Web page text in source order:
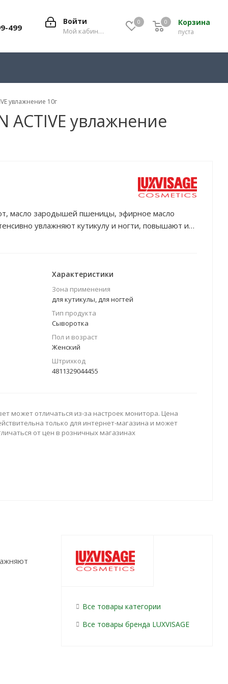
0 Корзина
0
пуста
0
Войти
Мой кабинет
499
увлажнение 10г
ACTIVE увлажнение
масло зародышей пшеницы, эфирное масло
увлажняют кутикулу и ногти, повышают их
и околоногтевую зону от пересыхания и
Характеристики
Зона применения
для кутикулы, для ногтей
Тип продукта
Сыворотка
Пол и возраст
Женский
Штрихкод
4811329044455
может отличаться из-за настроек монитора. Цена
только для интернет-магазина и может
от цен в розничных магазинах
Все товары категории
Все товары бренда LUXVISAGE